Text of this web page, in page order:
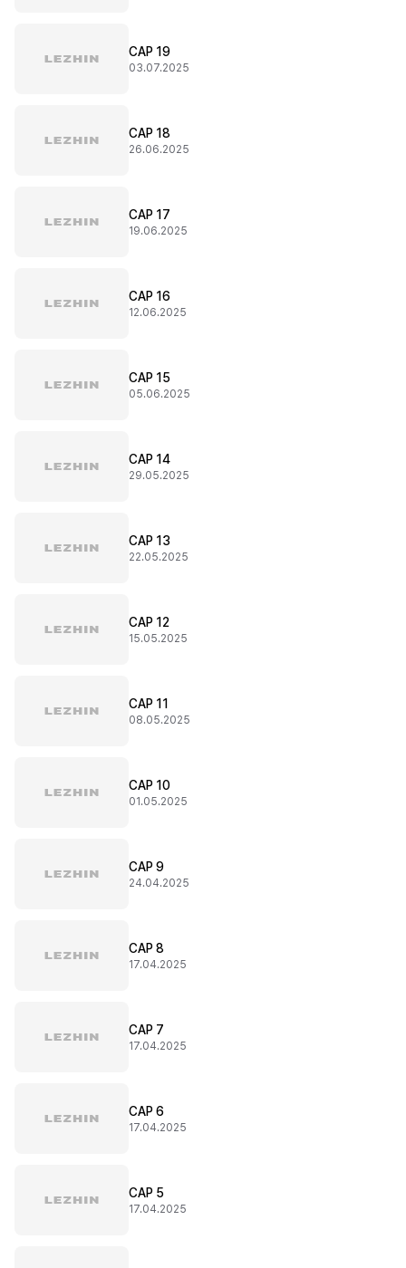
CAP 19
03.07.2025
CAP 18
26.06.2025
CAP 17
19.06.2025
CAP 16
12.06.2025
CAP 15
05.06.2025
CAP 14
29.05.2025
CAP 13
22.05.2025
CAP 12
15.05.2025
CAP 11
08.05.2025
CAP 10
01.05.2025
CAP 9
24.04.2025
CAP 8
17.04.2025
CAP 7
17.04.2025
CAP 6
17.04.2025
CAP 5
17.04.2025